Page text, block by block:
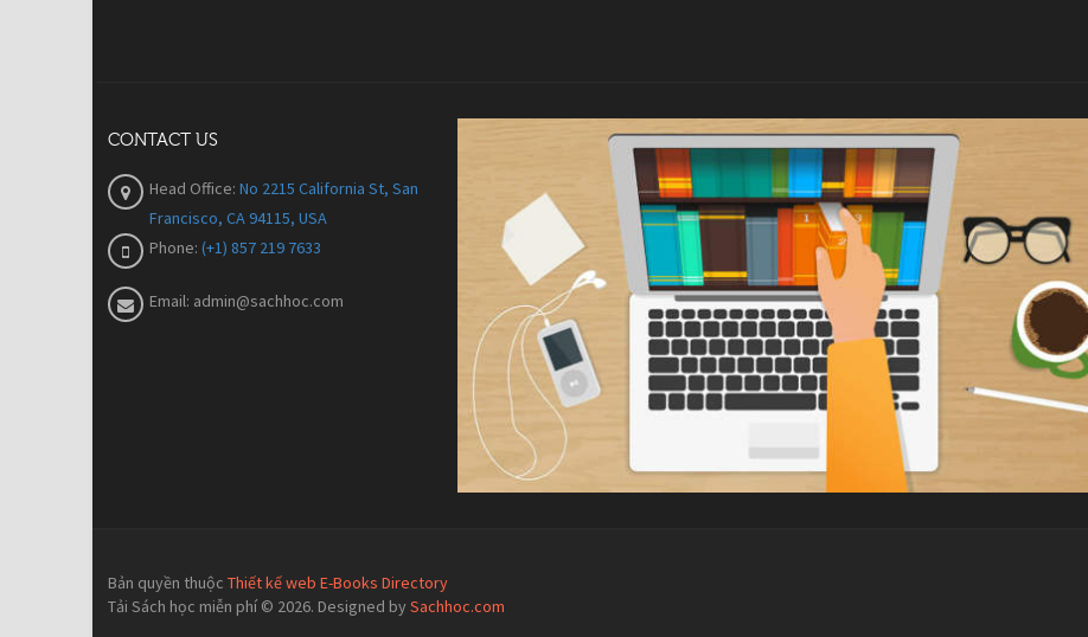
CONTACT US
Head Office: No 2215 California St, San
Francisco, CA 94115, USA
Phone: (+1) 857 219 7633
Email: admin@sachhoc.com
Bản quyền thuộc Thiết kế web E-Books Directory
Tải Sách học miễn phí © 2026. Designed by Sachhoc.com